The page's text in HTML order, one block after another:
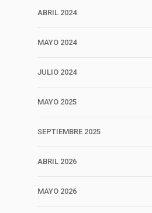
ABRIL 2024
MAYO 2024
JULIO 2024
MAYO 2025
SEPTIEMBRE 2025
ABRIL 2026
MAYO 2026